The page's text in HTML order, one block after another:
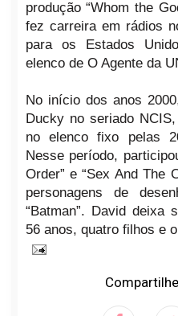
produção “Whom the
fez carreira em rádios
para os Estados
elenco de O Agente da
No início dos anos
Ducky no seriado
no elenco fixo pelas
Nesse período,
Order” e “Sex And The
personagens de
“Batman”. David deixa
56 anos, quatro filhos e